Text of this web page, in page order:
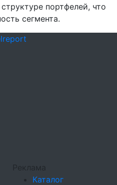
портфелей, что
сегмента.
report
Реклама
Каталог